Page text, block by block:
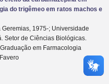
do trigêmeo em ratos machos e
1975-; Universidade
Setor de Ciências Biológicas.
em Farmacologia